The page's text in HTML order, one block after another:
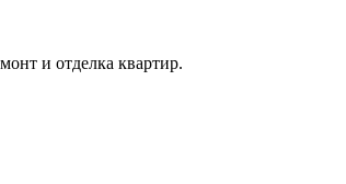
и отделка квартир.